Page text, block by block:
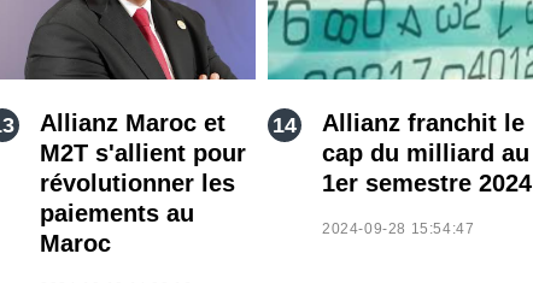
Allianz Maroc et
M2T s'allient pour
révolutionner les
paiements au
Maroc
Allianz franchit le
cap du milliard au
1er semestre 2024
2024-09-28 15:54:47